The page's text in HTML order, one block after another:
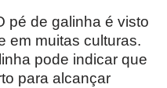
pé de galinha é visto
em muitas culturas.
pode indicar que
para alcançar